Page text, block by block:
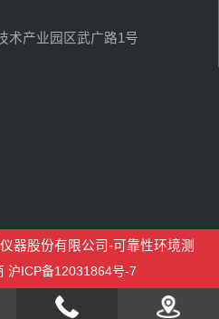
术产业园区武广路1号
器股份有限公司-可靠性环境测
沪ICP备12031864号-7